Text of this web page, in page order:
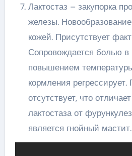
Лактостаз – закупорка
железы.
кожей. Присутствует
Сопровождается болью в
повышением
кормления регрессирует.
отсутствует, что
лактостаза от
является гнойный мастит.